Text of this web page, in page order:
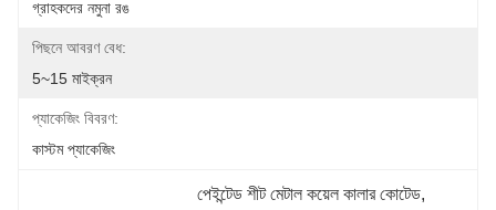
গ্রাহকদের নমুনা রঙ
পিছনে আবরণ বেধ:
5~15 মাইক্রন
প্যাকেজিং বিবরণ:
কাস্টম প্যাকেজিং
পেইন্টেড শীট মেটাল কয়েল কালার কোটেড,